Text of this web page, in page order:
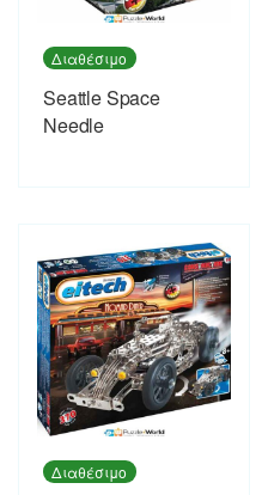
Διαθέσιμο
Seattle Space
Needle
Διαθέσιμο